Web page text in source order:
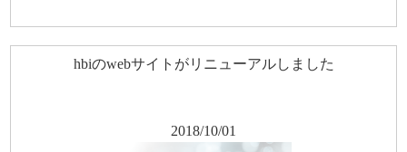
hbiのwebサイトがリニューアルしました
2018/10/01